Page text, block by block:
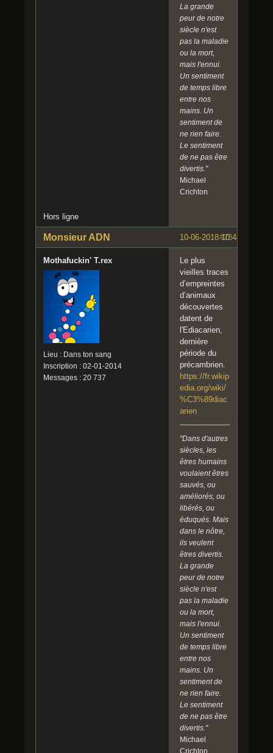
La grande
peur de notre
siècle n'est
pas la maladie
ou la mort,
mais l'ennui.
Un sentiment
de temps libre
entre nos
mains. Un
sentiment de
ne rien faire.
Le sentiment
de ne pas être
divertis."
Michael
Crichton
Hors ligne
#23
10-06-2018 10:48:06
Monsieur ADN
Mothafuckin' T.rex
Lieu : Dans ton sang
Inscription : 02-01-2014
Messages : 20 737
Le plus
vieilles traces
d’empreintes
d’animaux
découvertes
datent de
l'Ediacarien,
dernière
période du
précambrien.
https://fr.wikip
edia.org/wiki/
%C3%89diac
arien
"Dans d'autres
siècles, les
êtres humains
voulaient êtres
sauvés, ou
améliorés, ou
libérés, ou
éduqués. Mais
dans le nôtre,
ils veulent
êtres divertis.
La grande
peur de notre
siècle n'est
pas la maladie
ou la mort,
mais l'ennui.
Un sentiment
de temps libre
entre nos
mains. Un
sentiment de
ne rien faire.
Le sentiment
de ne pas être
divertis."
Michael
Crichton